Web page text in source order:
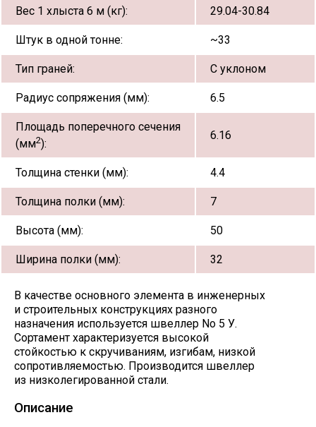
Вес 1 хлыста 6 м (кг): 29.04-30.84
Штук в одной тонне: ~33
Тип граней: С уклоном
Радиус сопряжения (мм): 6.5
Площадь поперечного сечения
(мм2):
6.16
Толщина стенки (мм): 4.4
Толщина полки (мм): 7
Высота (мм): 50
Ширина полки (мм): 32
В качестве основного элемента в инженерных
и строительных конструкциях разного
назначения используется швеллер No 5 У.
Сортамент характеризуется высокой
стойкостью к скручиваниям, изгибам, низкой
сопротивляемостью. Производится швеллер
из низколегированной стали.
Описание